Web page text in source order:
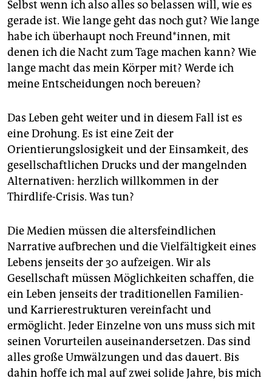
Selbst wenn ich also alles so belassen will, wie es
gerade ist. Wie lange geht das noch gut? Wie lange
habe ich überhaupt noch Freund*innen, mit
denen ich die Nacht zum Tage machen kann? Wie
lange macht das mein Körper mit? Werde ich
meine Entscheidungen noch bereuen?
Das Leben geht weiter und in diesem Fall ist es
eine Drohung. Es ist eine Zeit der
Orientierungslosigkeit und der Einsamkeit, des
gesellschaftlichen Drucks und der mangelnden
Alternativen: herzlich willkommen in der
Thirdlife-Crisis. Was tun?
Die Medien müssen die altersfeindlichen
Narrative aufbrechen und die Vielfältigkeit eines
Lebens jenseits der 30 aufzeigen. Wir als
Gesellschaft müssen Möglichkeiten schaffen, die
ein Leben jenseits der traditionellen Familien-
und Karrierestrukturen vereinfacht und
ermöglicht. Jeder Einzelne von uns muss sich mit
seinen Vorurteilen auseinandersetzen. Das sind
alles große Umwälzungen und das dauert. Bis
dahin hoffe ich mal auf zwei solide Jahre, bis mich